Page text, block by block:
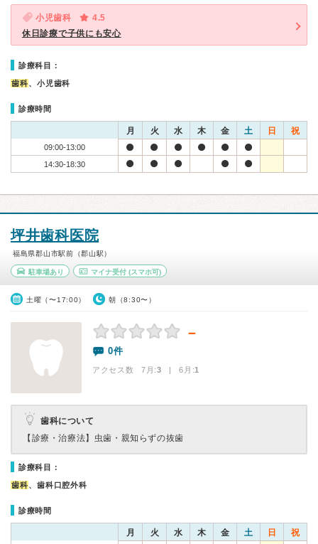
小児歯科
4.5
休日診療で子供にも安心
診療科目：
歯科、小児歯科
診療時間
月 火 水 木 金 土 日 祝
09:00-13:00
14:30-18:30
坪井歯科医院
福島県郡山市駅前（郡山駅）
駐車場あり マイナ受付(スマホ可)
土曜（〜17:00） 朝（8:30〜）
－
0件
アクセス数 7月:3 | 6月:1
歯科について
【診療・治療法】 虫歯・親知らずの抜歯
診療科目：
歯科、歯科口腔外科
診療時間
月 火 水 木 金 土 日 祝